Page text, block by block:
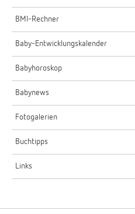
BMI-Rechner
Baby-Entwicklungskalender
Babyhoroskop
Babynews
Fotogalerien
Buchtipps
Links